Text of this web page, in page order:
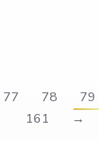
77 78 79
161
→